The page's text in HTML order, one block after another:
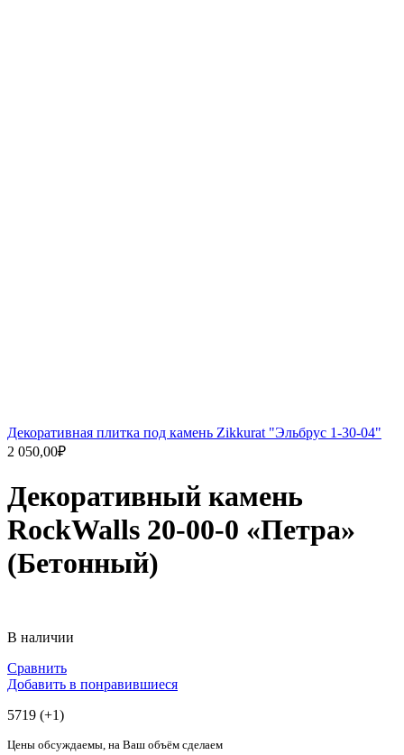
Декоративная плитка под камень Zikkurat "Эльбрус 1-30-04"
2 050,00₽
Декоративный камень
RockWalls 20-00-0 «Петра»
(Бетонный)
В наличии
Сравнить
Добавить в понравившиеся
5719 (+1)
Цены обсуждаемы, на Ваш объём сделаем